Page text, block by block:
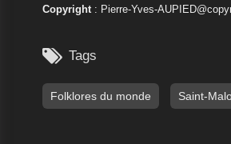
Copyright: Pierre-Yves-
 Tags
Folklores du monde Saint-